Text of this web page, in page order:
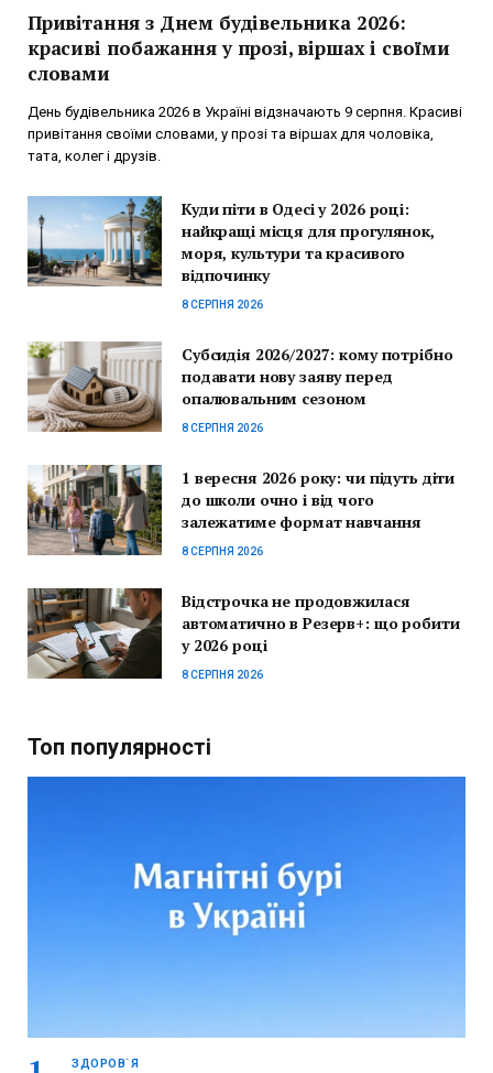
Привітання з Днем будівельника 2026:
красиві побажання у прозі, віршах і своїми
словами
День будівельника 2026 в Україні відзначають 9 серпня. Красиві
привітання своїми словами, у прозі та віршах для чоловіка,
тата, колег і друзів.
Куди піти в Одесі у 2026 році:
найкращі місця для прогулянок,
моря, культури та красивого
відпочинку
8 СЕРПНЯ 2026
Субсидія 2026/2027: кому потрібно
подавати нову заяву перед
опалювальним сезоном
8 СЕРПНЯ 2026
1 вересня 2026 року: чи підуть діти
до школи очно і від чого
залежатиме формат навчання
8 СЕРПНЯ 2026
Відстрочка не продовжилася
автоматично в Резерв+: що робити
у 2026 році
8 СЕРПНЯ 2026
Топ популярності
ЗДОРОВ`Я